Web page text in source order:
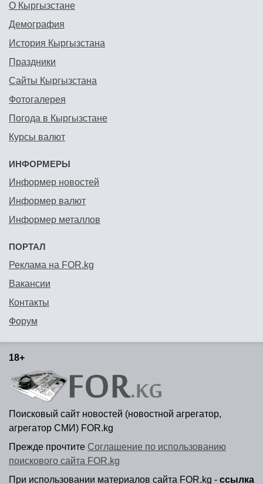
О Кыргызстане
Демография
История Кыргызстана
Праздники
Сайты Кыргызстана
Фотогалерея
Погода в Кыргызстане
Курсы валют
ИНФОРМЕРЫ
Информер новостей
Информер валют
Информер металлов
ПОРТАЛ
Реклама на FOR.kg
Вакансии
Контакты
Форум
18+
Поисковый сайт новостей (новостной агрегатор,
агрегатор СМИ) FOR.kg
Прежде прочтите Соглашение по использованию
поискового сайта FOR.kg
При использовании материалов сайта FOR.kg - ссылка